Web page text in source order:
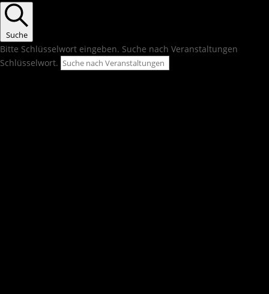
Suche
Bitte Schlüsselwort eingeben. Suche nach Veranstaltungen
Schlüsselwort.